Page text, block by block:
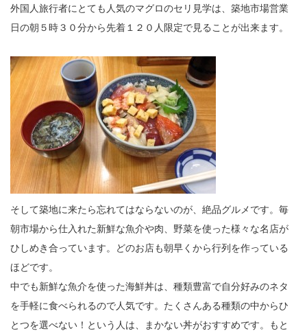
外国人旅行者にとても人気のマグロのセリ見学は、築地市場営業
日の朝５時３０分から先着１２０人限定で見ることが出来ます。
そして築地に来たら忘れてはならないのが、絶品グルメです。毎
朝市場から仕入れた新鮮な魚介や肉、野菜を使った様々な名店が
ひしめき合っています。どのお店も朝早くから行列を作っている
ほどです。
中でも新鮮な魚介を使った海鮮丼は、種類豊富で自分好みのネタ
を手軽に食べられるので人気です。たくさんある種類の中からひ
とつを選べない！という人は、まかない丼がおすすめです。もと